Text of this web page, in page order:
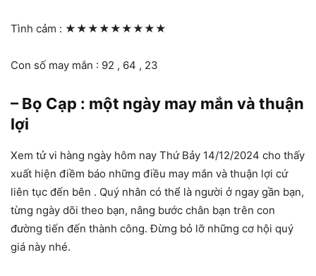
Tình cảm : ★★★★★★★★★
Con số may mắn : 92 , 64 , 23
– Bọ Cạp : một ngày may mắn và thuận
lợi
Xem tử vi hàng ngày hôm nay Thứ Bảy 14/12/2024 cho thấy
xuất hiện điềm báo những điều may mắn và thuận lợi cứ
liên tục đến bên . Quý nhân có thể là người ở ngay gần bạn,
từng ngày dõi theo bạn, nâng bước chân bạn trên con
đường tiến đến thành công. Đừng bỏ lỡ những cơ hội quý
giá này nhé.